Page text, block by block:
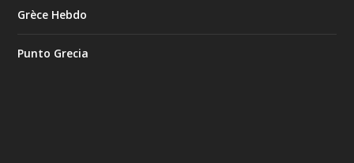
Grèce Hebdo
Punto Grecia